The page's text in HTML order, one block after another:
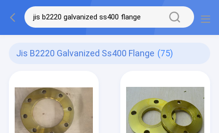
Jis B2220 Galvanized Ss400 Flange (75)